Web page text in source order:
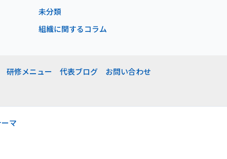
未分類
組織に関するコラム
研修メニュー 代表ブログ お問い合わせ
マ